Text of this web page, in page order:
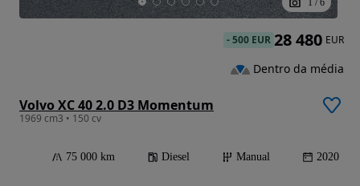
1 / 6
Volvo XC 40 2.0 D3 Momentum
1969 cm3 • 150 cv
75 000 km Diesel Manual 2020
-500 EUR 28 480 EUR
Dentro da média